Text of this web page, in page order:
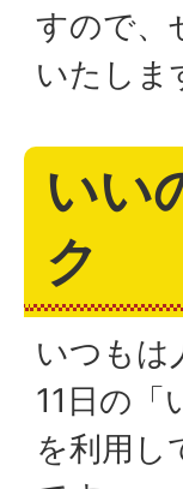
すので、
いたしま
いい
ク
いつもは
11日の「
を利用し